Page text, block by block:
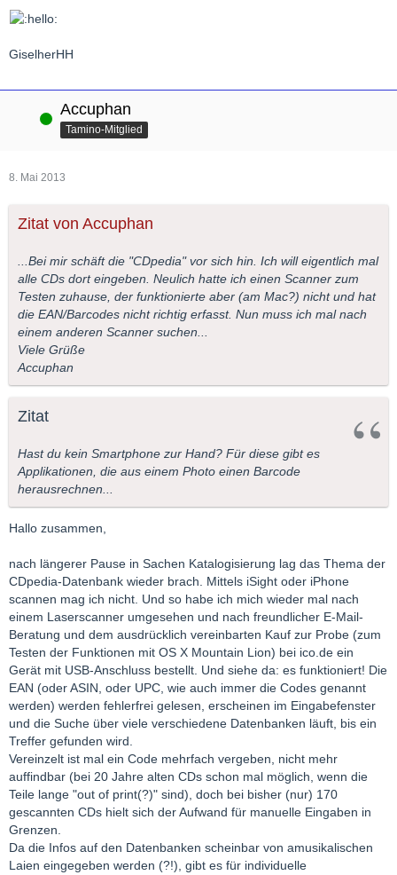
GiselherHH
Online Accuphan
Tamino-Mitglied
8. Mai 2013
Zitat von Accuphan
...Bei mir schäft die "CDpedia" vor sich hin. Ich will eigentlich mal
alle CDs dort eingeben. Neulich hatte ich einen Scanner zum
Testen zuhause, der funktionierte aber (am Mac?) nicht und hat
die EAN/Barcodes nicht richtig erfasst. Nun muss ich mal nach
einem anderen Scanner suchen...
Viele Grüße
Accuphan
Zitat
Hast du kein Smartphone zur Hand? Für diese gibt es
Applikationen, die aus einem Photo einen Barcode
herausrechnen...
Hallo zusammen,
nach längerer Pause in Sachen Katalogisierung lag das Thema der
CDpedia-Datenbank wieder brach. Mittels iSight oder iPhone
scannen mag ich nicht. Und so habe ich mich wieder mal nach
einem Laserscanner umgesehen und nach freundlicher E-Mail-
Beratung und dem ausdrücklich vereinbarten Kauf zur Probe (zum
Testen der Funktionen mit OS X Mountain Lion) bei ico.de ein
Gerät mit USB-Anschluss bestellt. Und siehe da: es funktioniert! Die
EAN (oder ASIN, oder UPC, wie auch immer die Codes genannt
werden) werden fehlerfrei gelesen, erscheinen im Eingabefenster
und die Suche über viele verschiedene Datenbanken läuft, bis ein
Treffer gefunden wird.
Vereinzelt ist mal ein Code mehrfach vergeben, nicht mehr
auffindbar (bei 20 Jahre alten CDs schon mal möglich, wenn die
Teile lange "out of print(?)" sind), doch bei bisher (nur) 170
gescannten CDs hielt sich der Aufwand für manuelle Eingaben in
Grenzen.
Da die Infos auf den Datenbanken scheinbar von amusikalischen
Laien eingegeben werden (?!), gibt es für individuelle